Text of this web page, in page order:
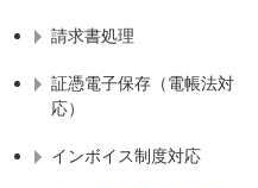
請求書処理
証憑電子保存（電帳法対
応）
インボイス制度対応